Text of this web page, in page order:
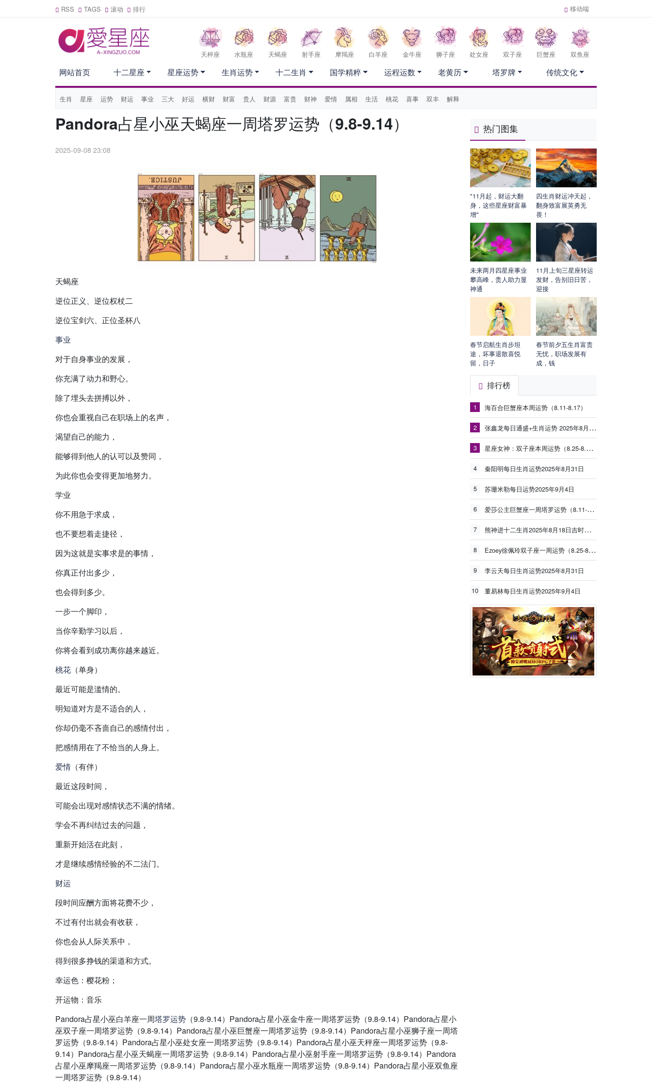
RSS TAGS 滚动 排行 移动端
天枰座 水瓶座 天蝎座 射手座 摩羯座 白羊座 金牛座 狮子座 处女座 双子座 巨蟹座 双鱼座
网站首页
生肖 星座 运势 财运 事业 三大 好运 横财 财富 贵人 财源 富贵 财神 爱情 属相 生活 桃花 喜事 双丰 解释
十二星座 星座运势 生肖运势 十二生肖 国学精粹 运程运数 老黄历 塔罗牌 传统文化
Pandora占星小巫天蝎座一周塔罗运势（9.8-9.14）
2025-09-08 23:08
天蝎座
逆位正义、逆位权杖二
逆位宝剑六、正位圣杯八
事业
对于自身事业的发展，
你充满了动力和野心。
除了埋头去拼搏以外，
你也会重视自己在职场上的名声，
渴望自己的能力，
能够得到他人的认可以及赞同，
为此你也会变得更加地努力。
学业
你不用急于求成，
也不要想着走捷径，
因为这就是实事求是的事情，
你真正付出多少，
也会得到多少。
一步一个脚印，
当你辛勤学习以后，
你将会看到成功离你越来越近。
桃花 （单身）
最近可能是滥情的。
明知道对方是不适合的人，
你却仍毫不吝啬自己的感情付出，
把感情用在了不恰当的人身上。
爱情 （有伴）
最近这段时间，
可能会出现对感情状态不满的情绪。
学会不再纠结过去的问题，
重新开始活在此刻，
才是继续感情经验的不二法门。
财运
段时间应酬方面将花费不少，
不过有付出就会有收获，
你也会从人际关系中，
得到很多挣钱的渠道和方式。
幸运色：樱花粉；
开运物：音乐
Pandora占星小巫白羊座一周塔罗运势 （9.8-9.14）Pandora占星小巫金牛座一周塔罗运势（9.8-9.14）Pandora占星小
巫双子座一周塔罗运势（9.8-9.14）Pandora占星小巫巨蟹座一周塔罗运势（9.8-9.14）Pandora占星小巫狮子座一周塔
罗运势（9.8-9.14）Pandora占星小巫处女座一周塔罗运势（9.8-9.14）Pandora占星小巫天秤座一周塔罗运势（9.8-
9.14）Pandora占星小巫天蝎座一周塔罗运势（9.8-9.14）Pandora占星小巫射手座一周塔罗运势（9.8-9.14）Pandora
占星小巫摩羯座一周塔罗运势（9.8-9.14）Pandora占星小巫水瓶座一周塔罗运势（9.8-9.14）Pandora占星小巫双鱼座
一周塔罗运势（9.8-9.14）
热门图集
"11月起，财运大翻
身，这些星座财富暴
增"
四生肖财运冲天起，
翻身致富展英勇无
畏！
未来两月四星座事业
攀高峰，贵人助力显
神通
11月上旬三星座转运
发财，告别旧日苦，
迎接
春节启航生肖步坦
途，坏事退散喜悦
留，日子
春节前夕五生肖富贵
无忧，职场发展有
成，钱
排行榜
1 海百合巨蟹座本周运势（8.11-8.17）
2 张鑫龙每日通盛+生肖运势 2025年8月18日
3 星座女神：双子座本周运势（8.25-8.31）
4 秦阳明每日生肖运势2025年8月31日
5 苏珊米勒每日运势2025年9月4日
6 爱莎公主巨蟹座一周塔罗运势（8.11-8.17）
7 熊神进十二生肖2025年8月18日吉时吉事提点
8 Ezoey徐佩玲双子座一周运势（8.25-8.31）
9 李云天每日生肖运势2025年8月31日
10 董易林每日生肖运势2025年9月4日